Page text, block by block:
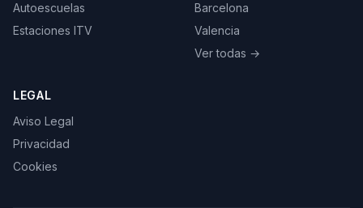
Autoescuelas
Estaciones ITV
Barcelona
Valencia
Ver todas →
LEGAL
Aviso Legal
Privacidad
Cookies